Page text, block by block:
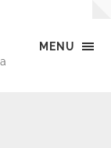
MENU